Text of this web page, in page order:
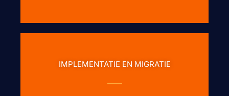
IMPLEMENTATIE EN MIGRATIE